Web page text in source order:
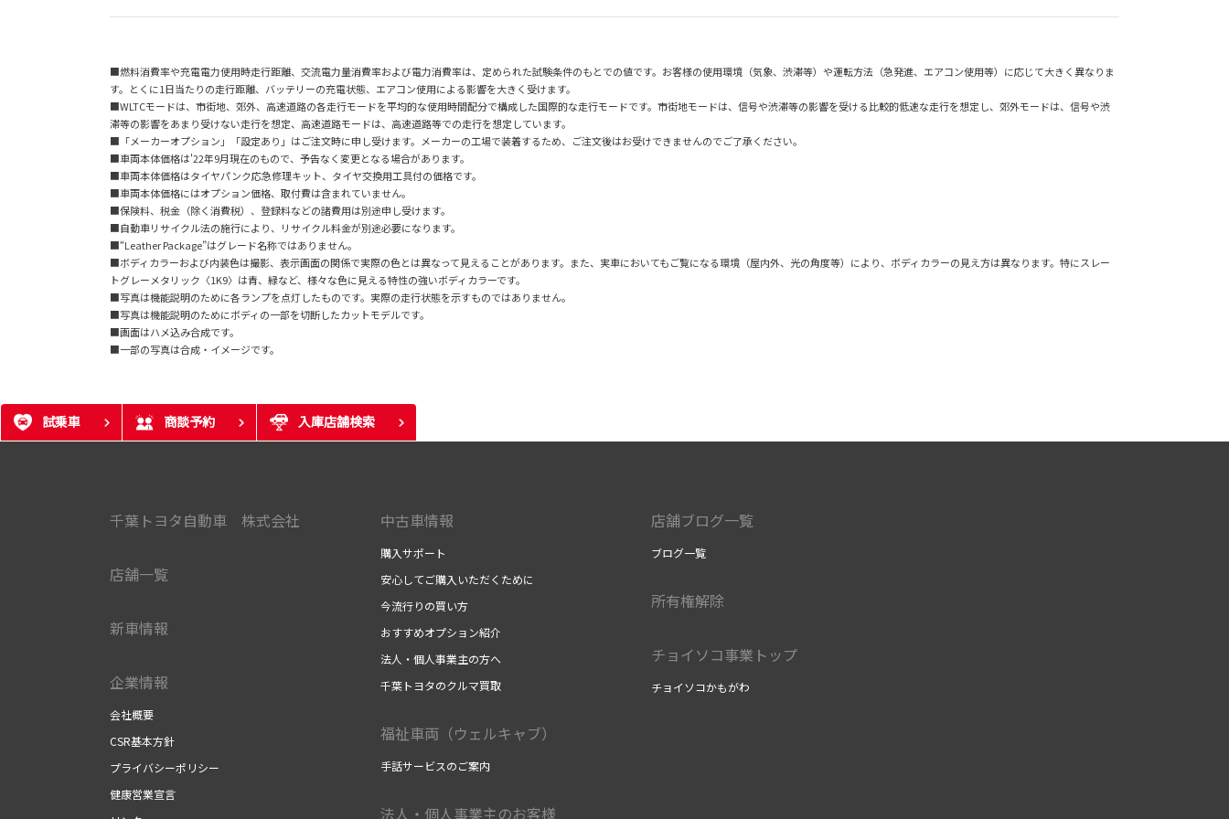
■燃料消費率や充電電力使用時走行距離、交流電力量消費率および電力消費率は、定められた試験条件のもとでの値です。お客様の使用環境（気象、渋滞等）や運転方法（急発進、エアコン使用等）に応じて大きく異なりま
す。とくに1日当たりの走行距離、バッテリーの充電状態、エアコン使用による影響を大きく受けます。
■WLTCモードは、市街地、郊外、高速道路の各走行モードを平均的な使用時間配分で構成した国際的な走行モードです。市街地モードは、信号や渋滞等の影響を受ける比較的低速な走行を想定し、郊外モードは、信号や渋
滞等の影響をあまり受けない走行を想定、高速道路モードは、高速道路等での走行を想定しています。
■「メーカーオプション」「設定あり」はご注文時に申し受けます。メーカーの工場で装着するため、ご注文後はお受けできませんのでご了承ください。
■車両本体価格は'22年9月現在のもので、予告なく変更となる場合があります。
■車両本体価格はタイヤパンク応急修理キット、タイヤ交換用工具付の価格です。
■車両本体価格にはオプション価格、取付費は含まれていません。
■保険料、税金（除く消費税）、登録料などの諸費用は別途申し受けます。
■自動車リサイクル法の施行により、リサイクル料金が別途必要になります。
■“Leather Package”はグレード名称ではありません。
■ボディカラーおよび内装色は撮影、表示画面の関係で実際の色とは異なって見えることがあります。また、実車においてもご覧になる環境（屋内外、光の角度等）により、ボディカラーの見え方は異なります。特にスレー
トグレーメタリック〈1K9〉は青、緑など、様々な色に見える特性の強いボディカラーです。
■写真は機能説明のために各ランプを点灯したものです。実際の走行状態を示すものではありません。
■写真は機能説明のためにボディの一部を切断したカットモデルです。
■画面はハメ込み合成です。
■一部の写真は合成・イメージです。
試乗車 商談予約 入庫店舗検索
千葉トヨタ自動車 株式会社
店舗一覧
新車情報
企業情報
会社概要
CSR基本方針
プライバシーポリシー
健康営業宣言
中古車情報
購入サポート
安心してご購入いただくために
今流行りの買い方
おすすめオプション紹介
法人・個人事業主の方へ
千葉トヨタのクルマ買取
福祉車両（ウェルキャブ）
手話サービスのご案内
法人・個人事業主のお客様
店舗ブログ一覧
ブログ一覧
所有権解除
チョイソコ事業トップ
チョイソコかもがわ